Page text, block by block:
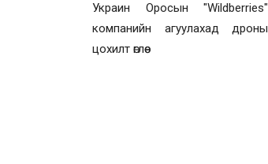
Украин Оросын "Wildberries"
компанийн агуулахад дроны
цохилт өглөө